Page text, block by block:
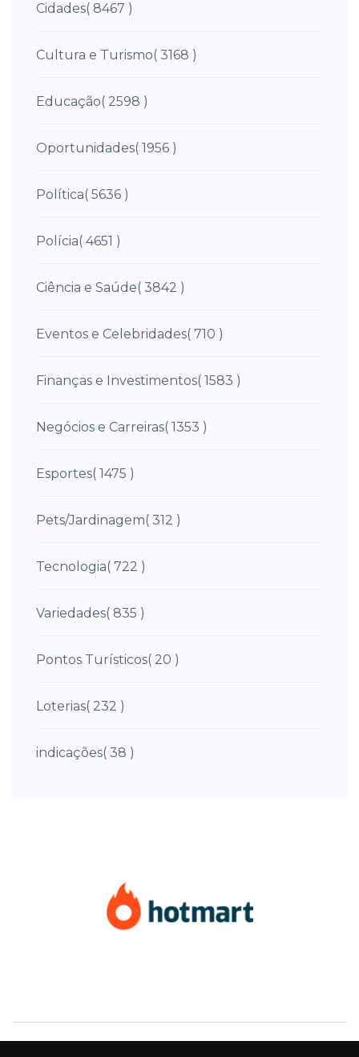
Cidades( 8467 )
Cultura e Turismo( 3168 )
Educação( 2598 )
Oportunidades( 1956 )
Política( 5636 )
Polícia( 4651 )
Ciência e Saúde( 3842 )
Eventos e Celebridades( 710 )
Finanças e Investimentos( 1583 )
Negócios e Carreiras( 1353 )
Esportes( 1475 )
Pets/Jardinagem( 312 )
Tecnologia( 722 )
Variedades( 835 )
Pontos Turísticos( 20 )
Loterias( 232 )
indicações( 38 )